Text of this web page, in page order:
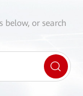
below, or search